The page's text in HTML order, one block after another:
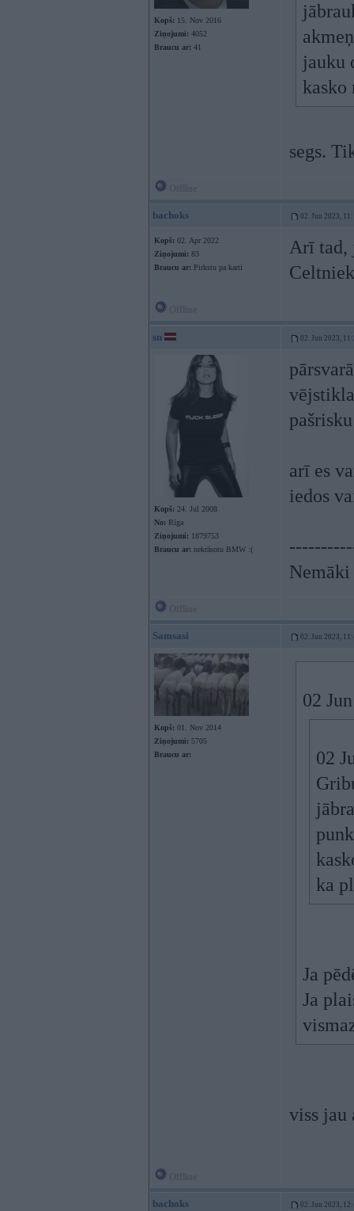
Kopš: 15. Nov 2016
Ziņojumi: 4052
Braucu ar: 41
jauku
kasko
segs.
bachoks 02. Jun 2023,
Kopš: 02. Apr 2022
Ziņojumi: 83
Braucu ar: Pirkstu pa karti
Arī tad,
sn 02. Jun 2023,
Kopš: 24. Jul 2008
No: Rīga
Ziņojumi: 1879753
Braucu ar: nekrāsotu BMW :(
arī es
iedos
Samsasi 02. Jun 2023,
Kopš: 01. Nov 2014
Ziņojumi: 5705
Braucu ar:
02
02
ka
Ja
Ja
viss jau
bachoks 02. Jun 2023,